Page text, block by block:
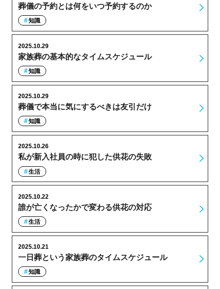
葬儀の予約とは何をいつ予約するのか
知識
家族葬の基本的なタイムスケジュール
2025.10.29
知識
葬儀で本当に気にするべきは友引だけ
2025.10.29
知識
私が新入社員の時に犯した供花の失敗
2025.10.26
生活
誰が亡くなったかで変わる供花の対応
2025.10.22
生活
一日葬という家族葬のタイムスケジュール
2025.10.21
知識